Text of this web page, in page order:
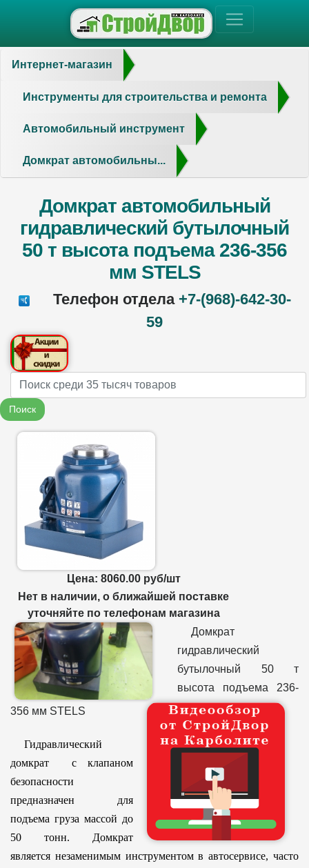
Интернет-магазин
Инструменты для строительства и ремонта
Автомобильный инструмент
Домкрат автомобильны...
Домкрат автомобильный
гидравлический бутылочный
50 т высота подъема 236-356
мм STELS
Телефон отдела +7-(968)-642-30-
59
Name
Поиск
Цена: 8060.00 руб/шт
Нет в наличии, о ближайшей поставке
уточняйте по телефонам магазина
Домкрат
гидравлический
бутылочный 50 т
высота подъема 236-
356 мм STELS
Гидравлический
домкрат с клапаном
безопасности
предназначен для
подъема груза массой до
50 тонн. Домкрат
является незаменимым инструментом в автосервисе, часто